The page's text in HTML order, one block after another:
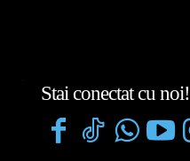
Stai conectat cu noi!